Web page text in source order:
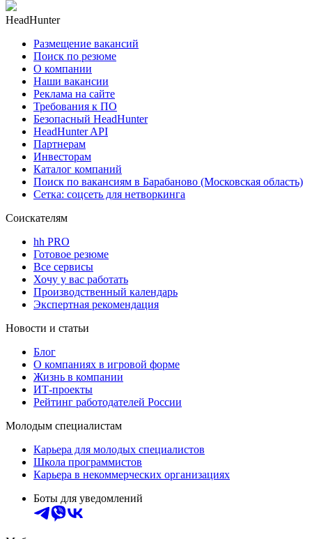
HeadHunter
Размещение вакансий
Поиск по резюме
О компании
Наши вакансии
Реклама на сайте
Требования к ПО
Безопасный HeadHunter
HeadHunter API
Партнерам
Инвесторам
Каталог компаний
Поиск по вакансиям в Барабаново (Московская область)
Сетка: соцсеть для нетворкинга
Соискателям
hh PRO
Готовое резюме
Все сервисы
Хочу у вас работать
Производственный календарь
Экспертная рекомендация
Новости и статьи
Блог
О компаниях в игровой форме
Жизнь в компании
ИТ-проекты
Рейтинг работодателей России
Молодым специалистам
Карьера для молодых специалистов
Школа программистов
Карьера в некоммерческих организациях
Боты для уведомлений